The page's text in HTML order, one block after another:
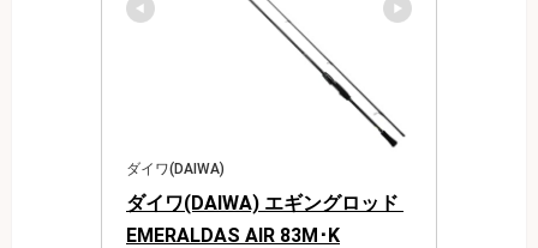
ダイワ(DAIWA)
ダイワ(DAIWA) エギングロッド
EMERALDAS AIR 83M･K